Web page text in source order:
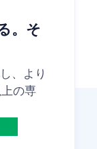
。そ
、より
の専